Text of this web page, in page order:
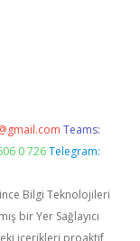
Teams:
0 726 Telegram:
Bilgi Teknolojileri
bir Yer Sağlayıcı
içerikleri proaktif